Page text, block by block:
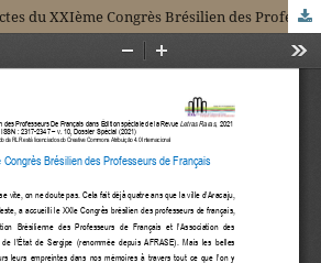
Présentation des Actes du XXIème Congrès Brésilien des Professeurs de Français